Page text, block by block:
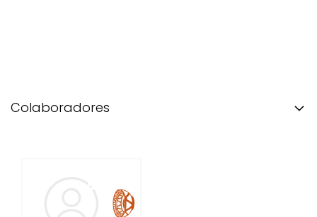
Colaboradores